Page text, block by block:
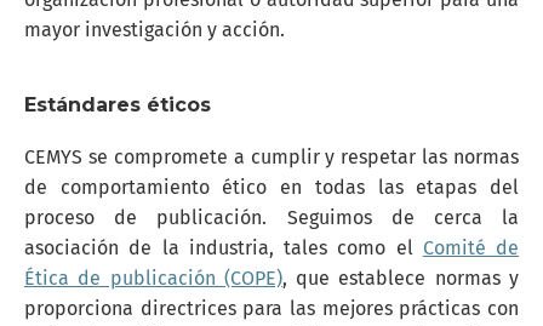
mayor investigación y acción.
Estándares éticos
CEMYS se compromete a cumplir y respetar las normas
de comportamiento ético en todas las etapas del
proceso de publicación. Seguimos de cerca la
asociación de la industria, tales como el Comité de
Ética de publicación (COPE), que establece normas y
proporciona directrices para las mejores prácticas con